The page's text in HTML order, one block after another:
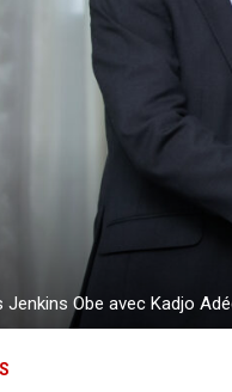
Jenkins Obe avec Kadjo